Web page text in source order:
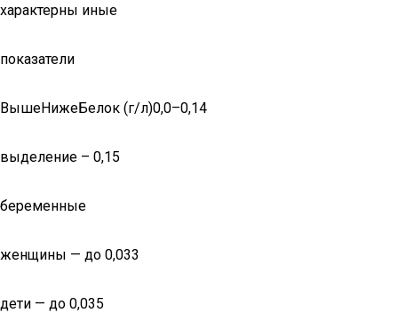
характерны иные
показатели
ВышеНижеБелок (г/л)0,0–0,14
выделение – 0,15
беременные
женщины — до 0,033
дети — до 0,035